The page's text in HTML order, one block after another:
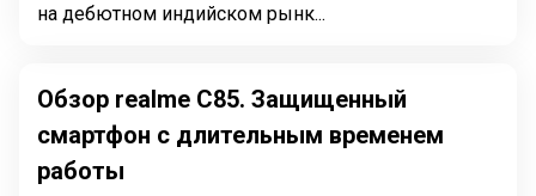
на дебютном индийском рынк...
Обзор realme C85. Защищенный
смартфон с длительным временем
работы